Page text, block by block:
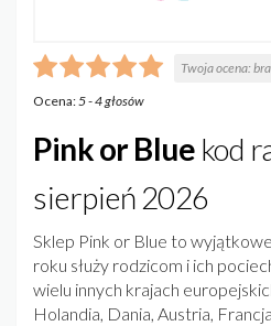
Twoja ocena:
Ocena:5-4głosów
Pink or Blue kod
sierpień 2026
Sklep Pink or Blue to
roku służy rodzicom i ich
wielu innych krajach
Holandia, Dania, Austria,